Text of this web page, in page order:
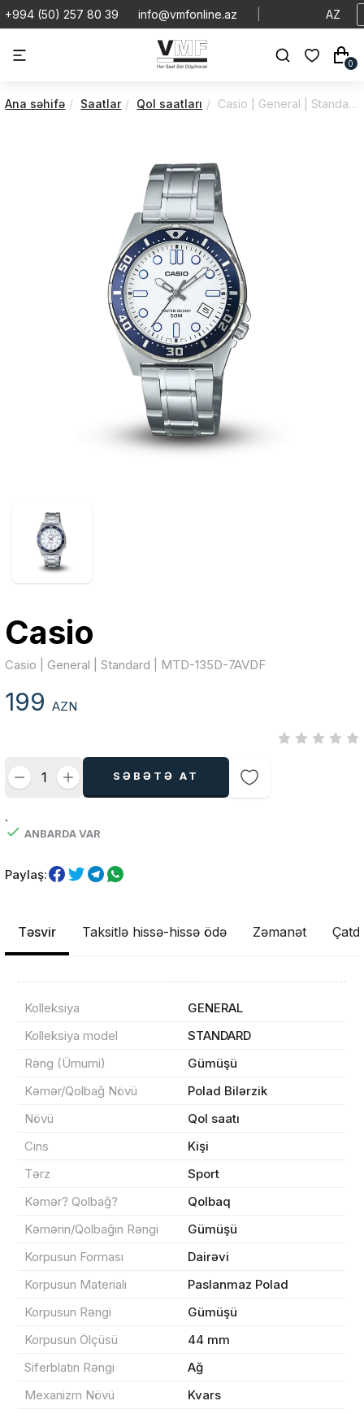
+994 (50) 257 80 39 info@vmfonline.az AZ
0
Ana səhifə Saatlar Qol saatları Casio | General | Standard | MTD-135D-7AVDF
Casio
Casio | General | Standard | MTD-135D-7AVDF
199AZN
SƏBƏTƏ AT
.
ANBARDA VAR
Paylaş:
Təsvir Taksitlə hissə-hissə ödə Zəmanət
Kolleksiya
GENERAL
Kolleksiya model
STANDARD
Rəng (Ümumi)
Gümüşü
Kəmər/Qolbağ Növü
Polad Bilərzik
Növü
Qol saatı
Cins
Kişi
Tərz
Sport
Kəmər? Qolbağ?
Qolbaq
Kəmərin/Qolbağın Rəngi
Gümüşü
Korpusun Forması
Dairəvi
Korpusun Materialı
Paslanmaz Polad
Korpusun Rəngi
Gümüşü
Korpusun Ölçüsü
44 mm
Siferblatın Rəngi
Ağ
Mexanizm Növü
Kvars
Çatdırılma
Yekun məbləğ OK